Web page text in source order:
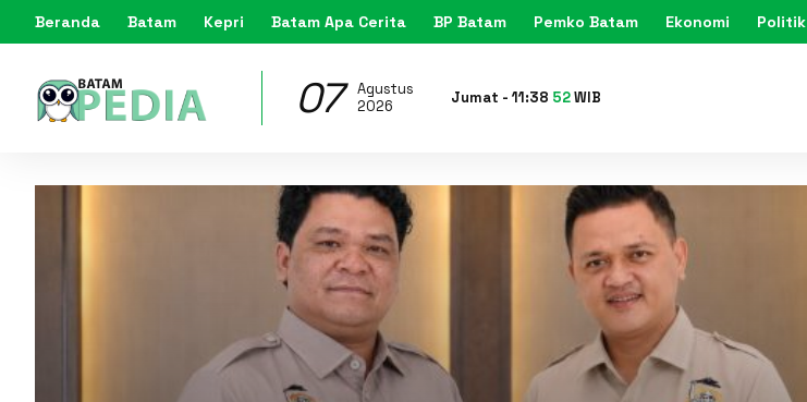
Beranda Batam Kepri Batam Apa Cerita BP Batam Pemko Batam Ekonomi Politik
07
Agustus
2026
Jumat -11:38 54WIB